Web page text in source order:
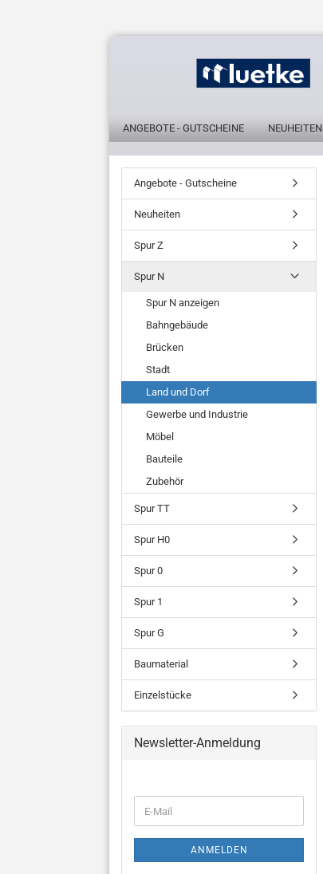
ANGEBOTE - GUTSCHEINE NEUHEITEN
Angebote - Gutscheine
Neuheiten
Spur Z
Spur N
Spur N anzeigen
Bahngebäude
Brücken
Stadt
Land und Dorf
Gewerbe und Industrie
Möbel
Bauteile
Zubehör
Spur TT
Spur H0
Spur 0
Spur 1
Spur G
Baumaterial
Einzelstücke
Newsletter-Anmeldung
ZUR
ANMELDUNG
E-
Mail
ANMELDEN